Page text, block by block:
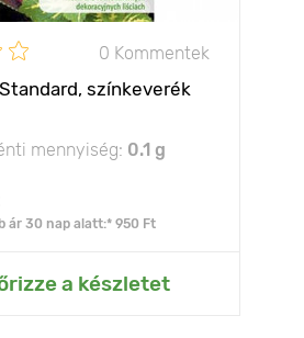
0 Kommentek
színkeverék
mennyiség: 0.1 g
ár 30 nap alatt:* 950 Ft
a készletet